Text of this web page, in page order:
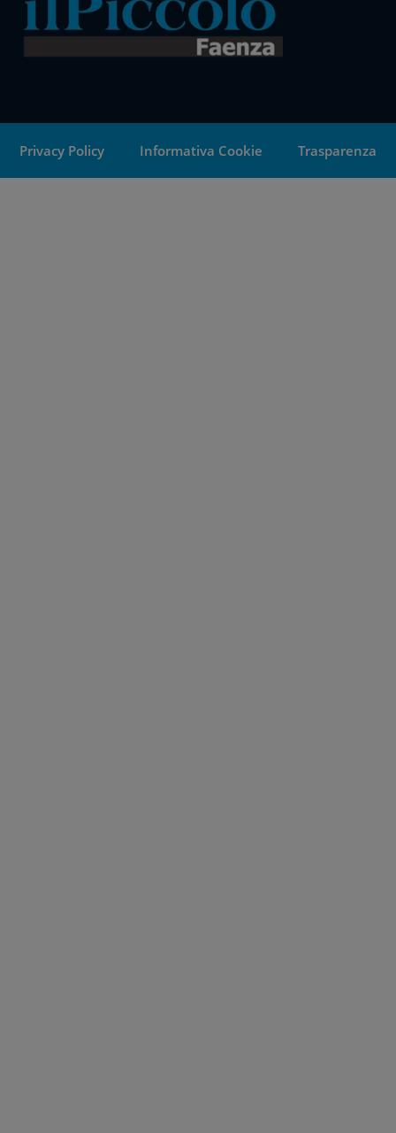
Privacy Policy Informativa Cookie Trasparenza